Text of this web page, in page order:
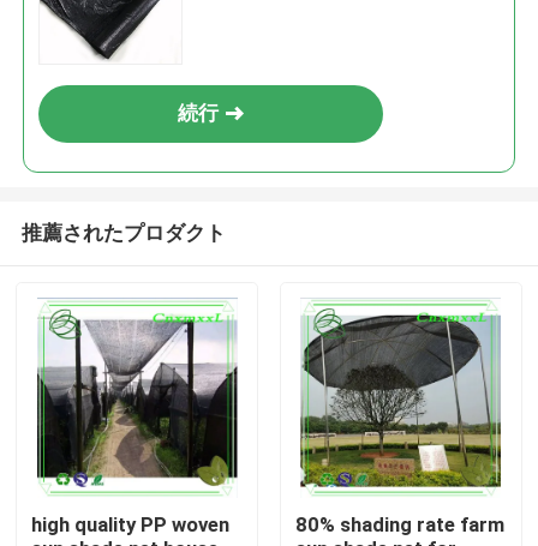
続行
推薦されたプロダクト
high quality PP woven
80% shading rate farm